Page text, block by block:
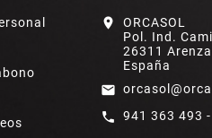
location_on
ORCASOL
Pol. Ind.
26311
España
email
call 941 363 493